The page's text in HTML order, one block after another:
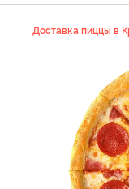
Доставка пиццы в